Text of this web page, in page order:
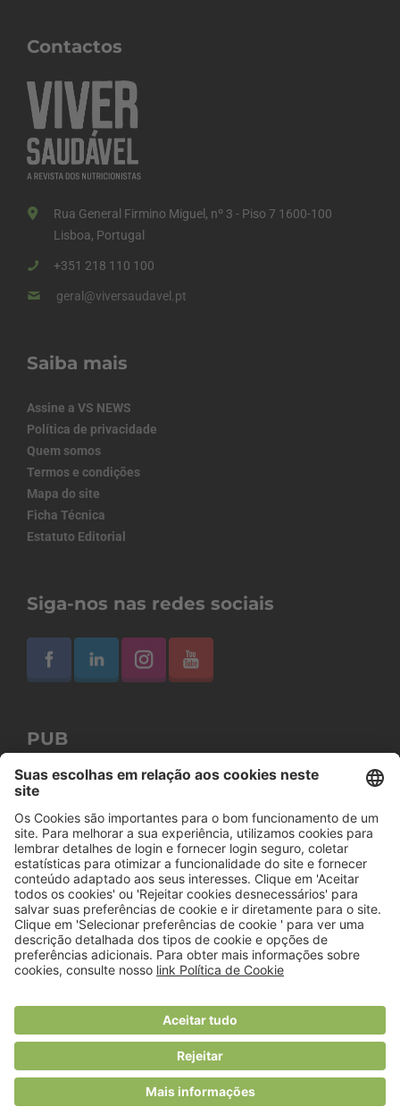
Contactos
Rua General Firmino Miguel, nº 3 - Piso 7 1600-100
Lisboa, Portugal
+351 218 110 100
geral@viversaudavel.pt
Saiba mais
Assine a VS NEWS
Política de privacidade
Quem somos
Termos e condições
Mapa do site
Ficha Técnica
Estatuto Editorial
Siga-nos nas redes sociais
PUB
© 2018 Viver Saudável